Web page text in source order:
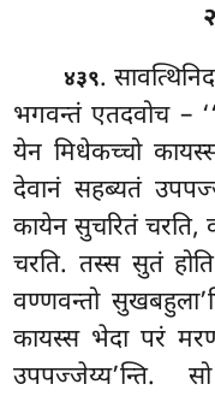
४३९.
भगवन्तं एतदवोच –
येन मिधेकच्चो
देवानं सहब्यतं
कायेन सुचरितं चरति,
चरति. तस्स सुतं
वण्णवन्तो
कायस्स भेदापरं